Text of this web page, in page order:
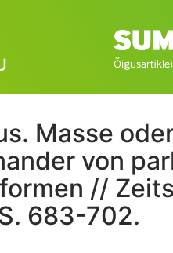
Masse
von
//
683-702.